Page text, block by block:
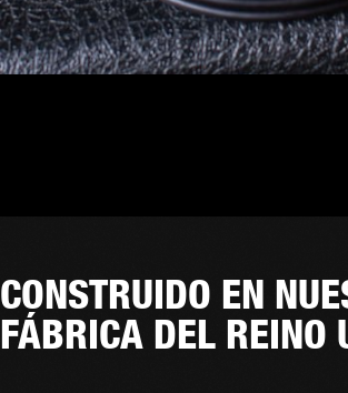
CONSTRUIDO EN
FÁBRICA DEL REINO